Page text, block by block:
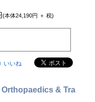
(本体24,190円 ＋ 税)
いいね
& Tra